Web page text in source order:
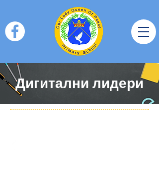
Дигитални лидери